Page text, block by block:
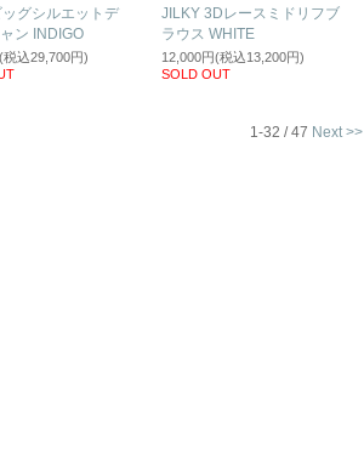
グシルエットデ
ン INDIGO
税込29,700円)
JILKY 3Dレースミドリフブ
ラウス WHITE
12,000円(税込13,200円)
SOLD OUT
1-32 / 47 Next >>